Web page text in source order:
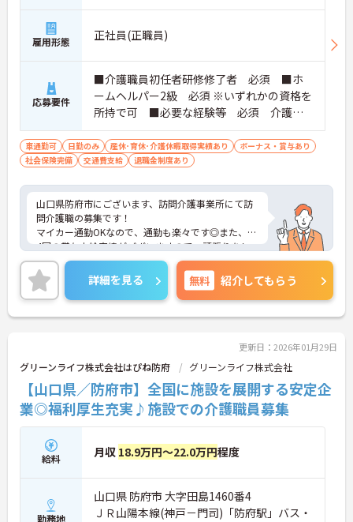
雇用形態 正社員(正職員)
応募要件
■介護職員初任者研修修了者 必須 ■ホ
ームヘルパー2級 必須 ※いずれかの資格を
所持で可 ■必要な経験等 必須 介護経
験者
車通勤可 日勤のみ 産休･育休･介護休暇取得実績あり
ボーナス・賞与あり
社会保険完備
交通費支給 退職金制度あり
山口県防府市にございます、訪問介護事業所にて訪
問介護職の募集です！
マイカー通勤OKなので、通勤も楽々です◎また、年
4回の賞与支給実績がございますので、頑張りをし
っかりと評価する職場環境です♪
ご興味のある方は、マイナビ介護職までお問い合わ
せください。
詳細を見る 無料 紹介してもらう
更新日：2026年01月29日
グリーンライフ株式会社はぴね防府 グリーンライフ株式会社
【山口県／防府市】全国に施設を展開する安定企
業◎福利厚生充実♪施設での介護職員募集
給料 月収 18.9万円～22.0万円程度
勤務地
山口県 防府市 大字田島1460番4
ＪＲ山陽本線(神戸－門司)「防府駅」バス・